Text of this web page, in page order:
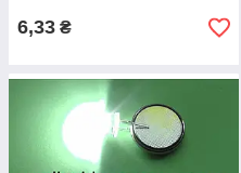
6,33 ₴